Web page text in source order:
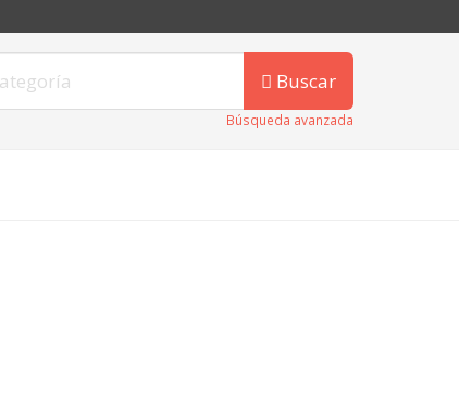
Buscar
Búsqueda avanzada